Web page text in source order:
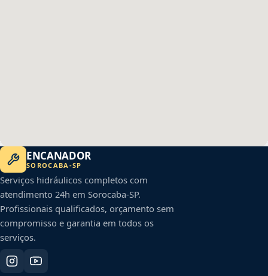
ENCANADOR
SOROCABA -SP
Serviços hidráulicos completos com
atendimento 24h em Sorocaba-SP.
Profissionais qualificados, orçamento sem
compromisso e garantia em todos os
serviços.